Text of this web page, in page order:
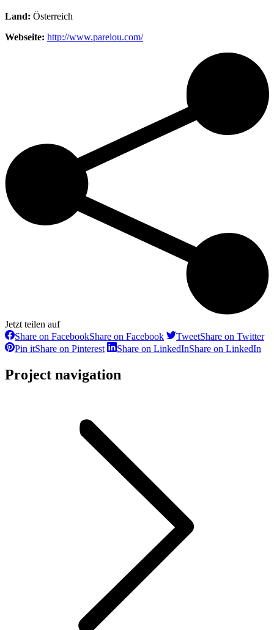
Land: Österreich
Webseite: http://www.parelou.com/
Jetzt teilen auf
Share on FacebookShare on Facebook TweetShare on Twitter
Pin itShare on Pinterest Share on LinkedInShare on LinkedIn
Project navigation